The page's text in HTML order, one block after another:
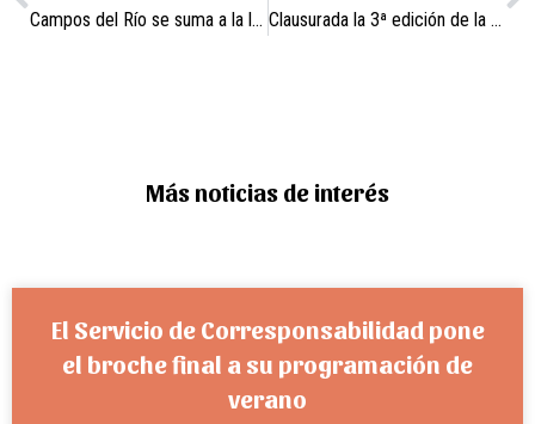
Campos del Río se suma a la lucha contra la economía irregular. Clausurada la 3ª edición de la exposición artística «Horizonte igualitario».
Más noticias de interés
El Servicio de Corresponsabilidad pone
el broche final a su programación de
verano